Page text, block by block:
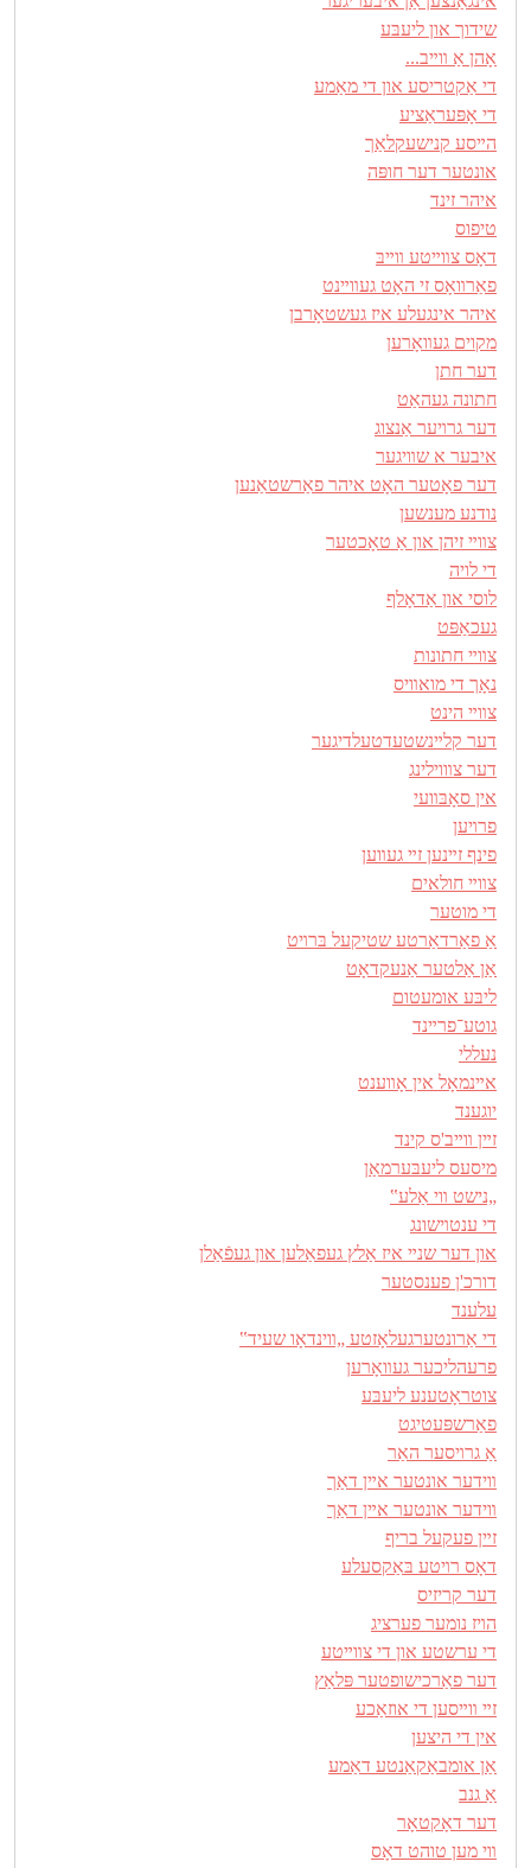
שידוך און ליעבּע
אָהן אַ װײב...
די אַקטריסע און די מאַמע
די אָפּעראַציע
הײסע קנישעקלאַך
אונטער דער חופּה
איהר זינד
טיפוס
דאָס צװײטע װײבּ
פאַרװאָס זי האָט געװײנט
איהר אינגעלע איז געשטאָרבן
מקוים געװאָרען
דער חתן
חתונה געהאַט
דער גרױער אַנצוג
איבער א שװיגער
דער פאָטער האָט איהר פאַרשטאַנען
נודנע מענשען
צװײ זיהן און אַ טאָכטער
די לויה
לוסי און אַדאָלף
געכאַפּט
צװײ חתונות
נאָך די מואװיס
צװײ הינט
דער קלײנשטעדטעלדיגער
דער צװוילינג
אין סאָבּװעי
פרױען
פינף זײנען זײ געװען
צװײ חולאים
די מוטער
אַ פאַרדאַרטע שטיקעל בּרױט
אַן אַלטער אַנעקדאָט
ליבּע אומעטום
גוטע־פרײנד
נעללי
אײנמאָל אין אָװענט
יוגענד
זײן װײב'ס קינד
מיסעס ליעבּערמאַן
„נישט װי אַלע‟
די ענטױשונג
און דער שנײ איז אַלץ געפאַלען און געפֿאַלן
דורכ'ן פענסטער
עלענד
די אַרונטערגעלאָזטע „װינדאָו שעיד‟
פרעהליכער געװאָרען
צוטראָטענע ליעבּע
פאַרשפּעטיגט
אַ גרױסער האַר
װידער אונטער אײן דאַך
װידער אונטער אײן דאַך
זײן פעקעל בריף
דאָס רױטע בּאַקסעלע
דער קריזיס
הױז נומער פערציג
די ערשטע און די צװײטע
דער פאַרכישופטער פּלאַץ
זײ װײסען די אוזאַכע
אין די היצען
אַן אומבאַקאַנטע דאַמע
אַ גנב
דער דאָקטאָר
װי מען טוהט דאָס